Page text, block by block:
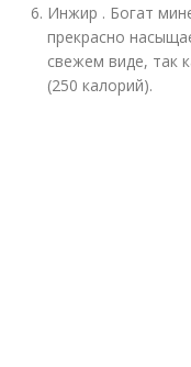
Инжир . Богат
прекрасно
свежем виде, так
(250 калорий).